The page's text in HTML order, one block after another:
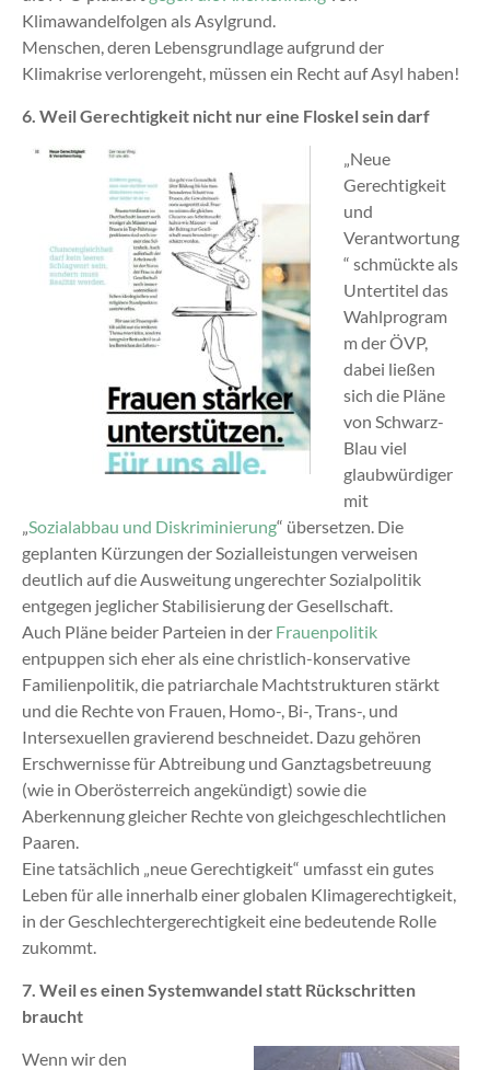
Klimawandelfolgen als Asylgrund.
Menschen, deren Lebensgrundlage aufgrund der
Klimakrise verlorengeht, müssen ein Recht auf Asyl haben!
6. Weil Gerechtigkeit nicht nur eine Floskel sein darf
„Neue
Gerechtigkeit
und
Verantwortung
“ schmückte als
Untertitel das
Wahlprogram
m der ÖVP,
dabei ließen
sich die Pläne
von Schwarz-
Blau viel
glaubwürdiger
mit
„Sozialabbau und Diskriminierung“ übersetzen. Die
geplanten Kürzungen der Sozialleistungen verweisen
deutlich auf die Ausweitung ungerechter Sozialpolitik
entgegen jeglicher Stabilisierung der Gesellschaft.
Auch Pläne beider Parteien in der Frauenpolitik
entpuppen sich eher als eine christlich-konservative
Familienpolitik, die patriarchale Machtstrukturen stärkt
und die Rechte von Frauen, Homo-, Bi-, Trans-, und
Intersexuellen gravierend beschneidet. Dazu gehören
Erschwernisse für Abtreibung und Ganztagsbetreuung
(wie in Oberösterreich angekündigt) sowie die
Aberkennung gleicher Rechte von gleichgeschlechtlichen
Paaren.
Eine tatsächlich „neue Gerechtigkeit“ umfasst ein gutes
Leben für alle innerhalb einer globalen Klimagerechtigkeit,
in der Geschlechtergerechtigkeit eine bedeutende Rolle
zukommt.
7. Weil es einen Systemwandel statt Rückschritten
braucht
Wenn wir den